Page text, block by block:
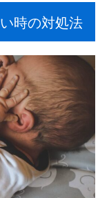
時の対処法